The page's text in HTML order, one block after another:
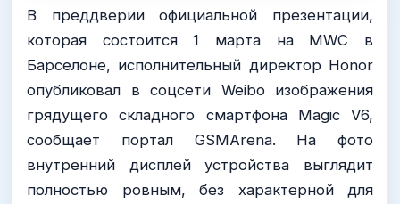
В преддверии официальной презентации,
которая состоится 1 марта на MWC в
Барселоне, исполнительный директор Honor
опубликовал в соцсети Weibo изображения
грядущего складного смартфона Magic V6,
сообщает портал GSMArena. На фото
внутренний дисплей устройства выглядит
полностью ровным, без характерной для